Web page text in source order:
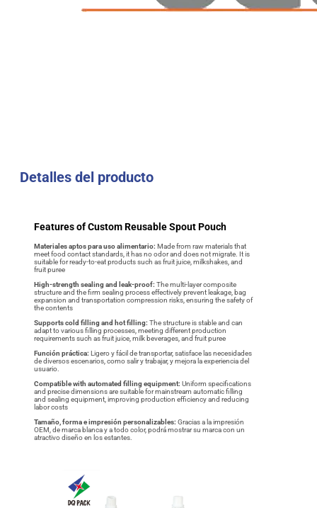
Detalles del producto
Features of Custom Reusable Spout Pouch
Materiales aptos para uso alimentario: Made from raw materials that
meet food contact standards, it has no odor and does not migrate. It is
suitable for ready-to-eat products such as fruit juice, milkshakes, and
fruit puree
High-strength sealing and leak-proof: The multi-layer composite
structure and the firm sealing process effectively prevent leakage, bag
expansion and transportation compression risks, ensuring the safety of
the contents
Supports cold filling and hot filling: The structure is stable and can
adapt to various filling processes, meeting different production
requirements such as fruit juice, milk beverages, and fruit puree
Función práctica: Ligero y fácil de transportar, satisface las necesidades
de diversos escenarios, como salir y trabajar, y mejora la experiencia del
usuario.
Compatible with automated filling equipment: Uniform specifications
and precise dimensions are suitable for mainstream automatic filling
and sealing equipment, improving production efficiency and reducing
labor costs
Tamaño, forma e impresión personalizables: Gracias a la impresión
OEM, de marca blanca y a todo color, podrá mostrar su marca con un
atractivo diseño en los estantes.